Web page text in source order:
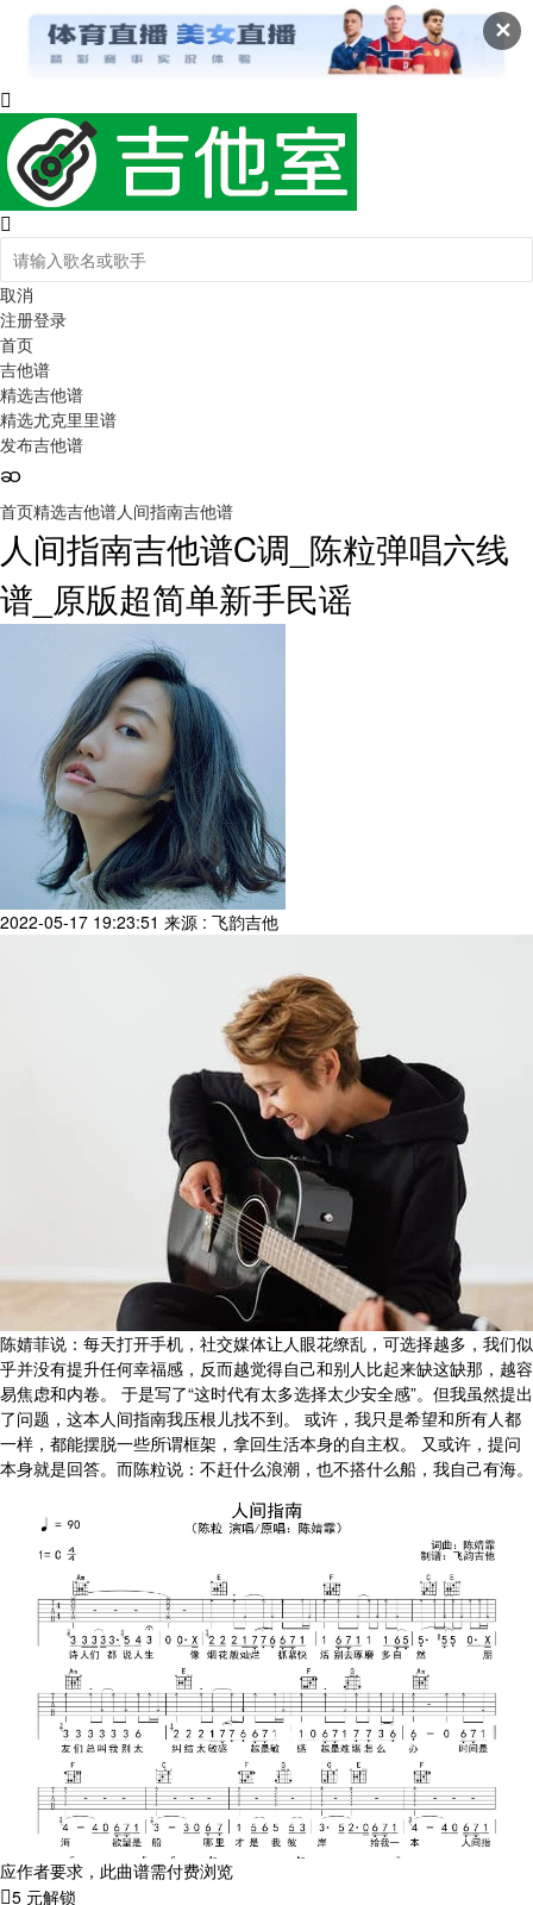
✕
取消
注册登录
首页
吉他谱
精选吉他谱
精选尤克里里谱
发布吉他谱
首页精选吉他谱人间指南吉他谱
人间指南吉他谱C调_陈粒弹唱六线
谱_原版超简单新手民谣
2022-05-17 19:23:51 来源 : 飞韵吉他
陈婧菲说：每天打开手机，社交媒体让人眼花缭乱，可选择越多，我们似
乎并没有提升任何幸福感，反而越觉得自己和别人比起来缺这缺那，越容
易焦虑和内卷。 于是写了“这时代有太多选择太少安全感”。但我虽然提出
了问题，这本人间指南我压根儿找不到。 或许，我只是希望和所有人都
一样，都能摆脱一些所谓框架，拿回生活本身的自主权。 又或许，提问
本身就是回答。而陈粒说：不赶什么浪潮，也不搭什么船，我自己有海。
应作者要求，此曲谱需付费浏览
5 元解锁